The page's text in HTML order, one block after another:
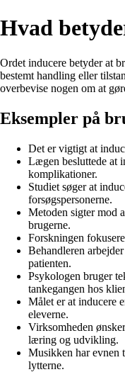
Hvad
Ordet inducere betyder at
bestemt handling eller
overbevise nogen om at
Eksempler på
Det er vigtigt at
Lægen besluttede at
komplikationer.
Studiet søger at
forsøgspersonerne.
Metoden sigter mod
brugerne.
Forskningen
Behandleren
patienten.
Psykologen bruger
tankegangen hos
Målet er at inducere
eleverne.
Virksomheden
læring og udvikling.
Musikken har evnen
lytterne.